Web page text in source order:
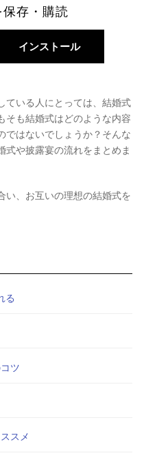
存・購読
インストール
ている人にとっては、結婚式
そも結婚式はどのような内容
ではないでしょうか？そんな
や披露宴の流れをまとめま
い、お互いの理想の結婚式を
る
ツ
スメ